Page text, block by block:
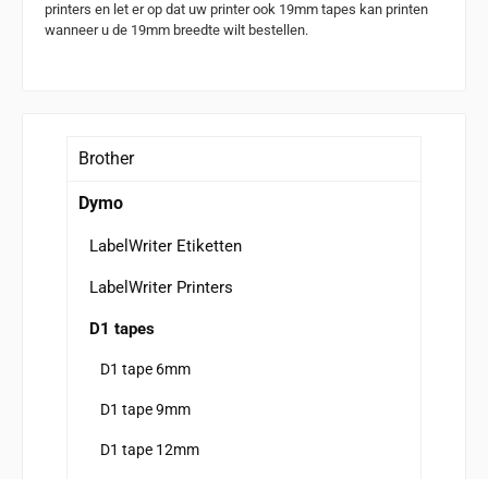
printers en let er op dat uw printer ook 19mm tapes kan printen
wanneer u de 19mm breedte wilt bestellen.
Brother
Dymo
LabelWriter Etiketten
LabelWriter Printers
D1 tapes
D1 tape 6mm
D1 tape 9mm
D1 tape 12mm